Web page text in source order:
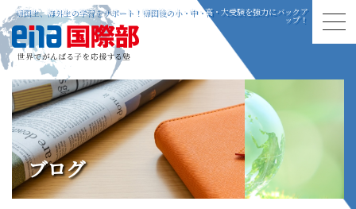
帰国生、海外生の学習をサポート！帰国後の小・中・高・大受験を強力にバックア
ップ！
ブログ